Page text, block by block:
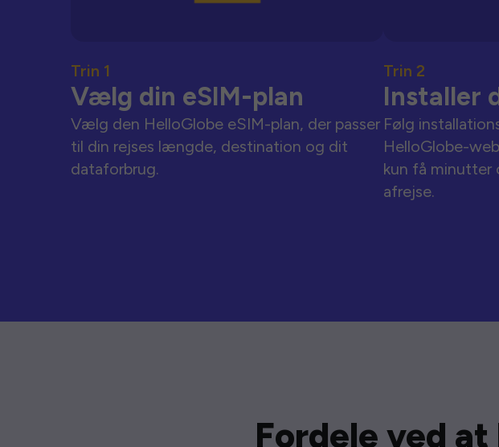
Trin 1
Vælg din eSIM-plan
Vælg den HelloGlobe eSIM-plan, der passer
til din rejses længde, destination og dit
dataforbrug.
Trin 2
Installer
Følg
HelloGlobe-
kun få minutter
afrejse.
Fordele ved